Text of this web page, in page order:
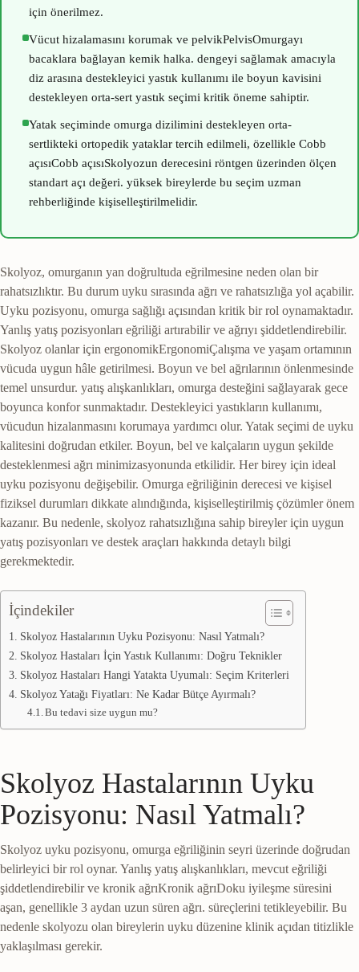
için önerilmez.
Vücut hizalamasını korumak ve pelvikPelvisOmurgayı
bacaklara bağlayan kemik halka. dengeyi sağlamak amacıyla
diz arasına destekleyici yastık kullanımı ile boyun kavisini
destekleyen orta-sert yastık seçimi kritik öneme sahiptir.
Yatak seçiminde omurga dizilimini destekleyen orta-
sertlikteki ortopedik yataklar tercih edilmeli, özellikle Cobb
açısıCobb açısıSkolyozun derecesini röntgen üzerinden ölçen
standart açı değeri. yüksek bireylerde bu seçim uzman
rehberliğinde kişiselleştirilmelidir.
Skolyoz, omurganın yan doğrultuda eğrilmesine neden olan bir
rahatsızlıktır. Bu durum uyku sırasında ağrı ve rahatsızlığa yol açabilir.
Uyku pozisyonu, omurga sağlığı açısından kritik bir rol oynamaktadır.
Yanlış yatış pozisyonları eğriliği artırabilir ve ağrıyı şiddetlendirebilir.
Skolyoz olanlar için ergonomikErgonomiÇalışma ve yaşam ortamının
vücuda uygun hâle getirilmesi. Boyun ve bel ağrılarının önlenmesinde
temel unsurdur. yatış alışkanlıkları, omurga desteğini sağlayarak gece
boyunca konfor sunmaktadır. Destekleyici yastıkların kullanımı,
vücudun hizalanmasını korumaya yardımcı olur. Yatak seçimi de uyku
kalitesini doğrudan etkiler. Boyun, bel ve kalçaların uygun şekilde
desteklenmesi ağrı minimizasyonunda etkilidir. Her birey için ideal
uyku pozisyonu değişebilir. Omurga eğriliğinin derecesi ve kişisel
fiziksel durumları dikkate alındığında, kişiselleştirilmiş çözümler önem
kazanır. Bu nedenle, skolyoz rahatsızlığına sahip bireyler için uygun
yatış pozisyonları ve destek araçları hakkında detaylı bilgi
gerekmektedir.
İçindekiler
Skolyoz Hastalarının Uyku Pozisyonu: Nasıl Yatmalı?
Skolyoz Hastaları İçin Yastık Kullanımı: Doğru Teknikler
Skolyoz Hastaları Hangi Yatakta Uyumalı: Seçim Kriterleri
Skolyoz Yatağı Fiyatları: Ne Kadar Bütçe Ayırmalı?
Bu tedavi size uygun mu?
Skolyoz Hastalarının Uyku
Pozisyonu: Nasıl Yatmalı?
Skolyoz uyku pozisyonu, omurga eğriliğinin seyri üzerinde doğrudan
belirleyici bir rol oynar. Yanlış yatış alışkanlıkları, mevcut eğriliği
şiddetlendirebilir ve kronik ağrıKronik ağrıDoku iyileşme süresini
aşan, genellikle 3 aydan uzun süren ağrı. süreçlerini tetikleyebilir. Bu
nedenle skolyozu olan bireylerin uyku düzenine klinik açıdan titizlikle
yaklaşılması gerekir.